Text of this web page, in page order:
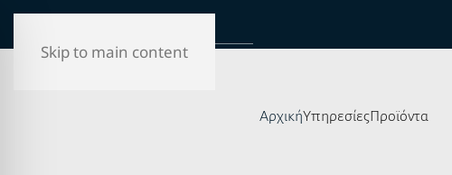
Skip to main content
ΑρχικήΥπηρεσίεςΠροϊόντα